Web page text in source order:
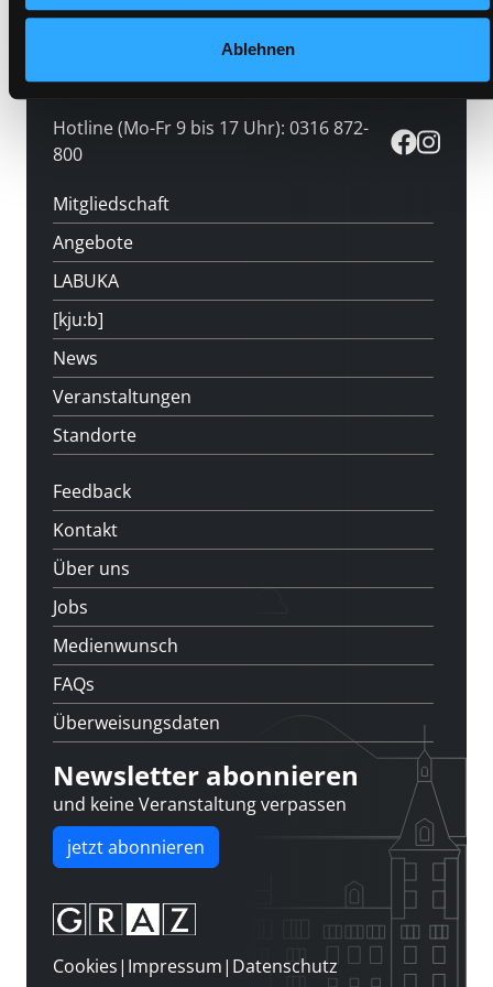
Ablehnen
Hotline (Mo-Fr 9 bis 17 Uhr): 0316 872-
800
Mitgliedschaft
Angebote
LABUKA
[kju:b]
News
Veranstaltungen
Standorte
Feedback
Kontakt
Über uns
Jobs
Medienwunsch
FAQs
Überweisungsdaten
Newsletter abonnieren
und keine Veranstaltung verpassen
jetzt abonnieren
Cookies| Impressum| Datenschutz